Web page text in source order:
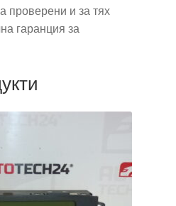
проверени и за тях
гаранция за